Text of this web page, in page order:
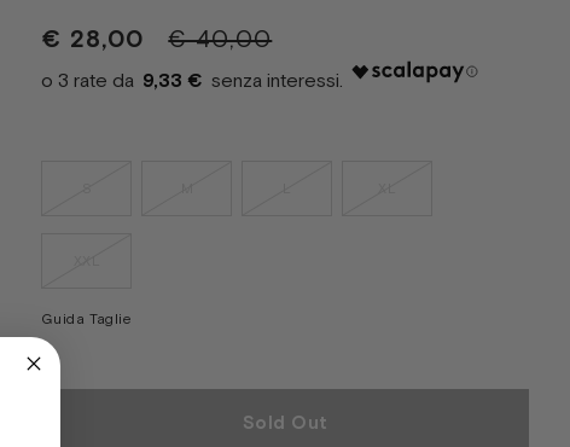
€ 40,00
€ 28,00
9,33 €
Guida Taglie
Sold Out